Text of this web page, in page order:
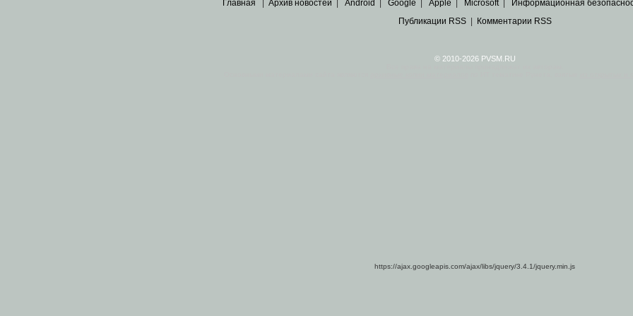
Главная Архив новостей Android Google Apple Microsoft| Информационная
Публикации RSS| Комментарии RSS
© 2010-2026 PVSM.RU
https://ajax.googleapis.com/ajax/libs/jquery/3.4.1/jquery.min.js